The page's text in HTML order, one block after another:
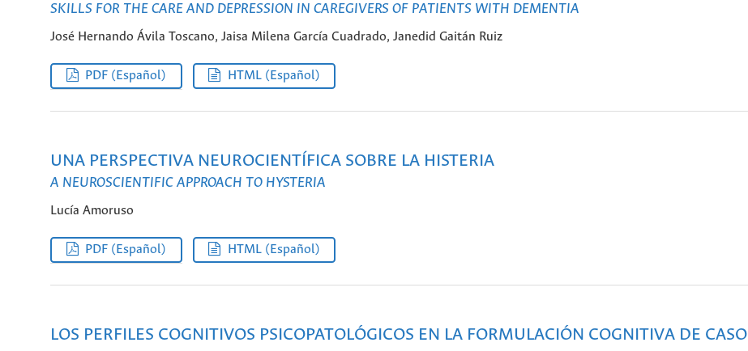
SKILLS FOR THE CARE AND DEPRESSION IN CAREGIVERS OF PATIENTS WITH DEMENTIA
José Hernando Ávila Toscano, Jaisa Milena García Cuadrado, Janedid Gaitán Ruiz
PDF (Español) HTML (Español)
UNA PERSPECTIVA NEUROCIENTÍFICA SOBRE LA HISTERIA
A NEUROSCIENTIFIC APPROACH TO HYSTERIA
Lucía Amoruso
PDF (Español) HTML (Español)
LOS PERFILES COGNITIVOS PSICOPATOLÓGICOS EN LA FORMULACIÓN COGNITIVA DE CASO